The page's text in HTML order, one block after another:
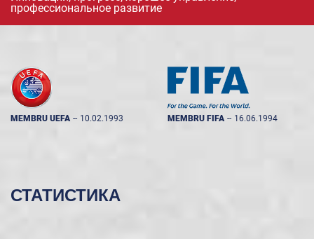
профессиональное развитие
MEMBRU UEFA -- 10.02.1993 MEMBRU FIFA -- 16.06.1994
СТАТИСТИКА